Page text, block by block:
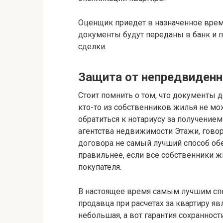
Оценщик приедет в назначенное
документы будут переданы в банк и
сделки.
Защита от
Стоит помнить о том, что документы
кто-то из собственников жилья не
обратиться к нотариусу за
агентства недвижимости Этажи,
договора не самый лучший способ
правильнее, если все собственники
покупателя.
В настоящее время самым лучшим
продавца при расчетах за квартиру
небольшая, а вот гарантия